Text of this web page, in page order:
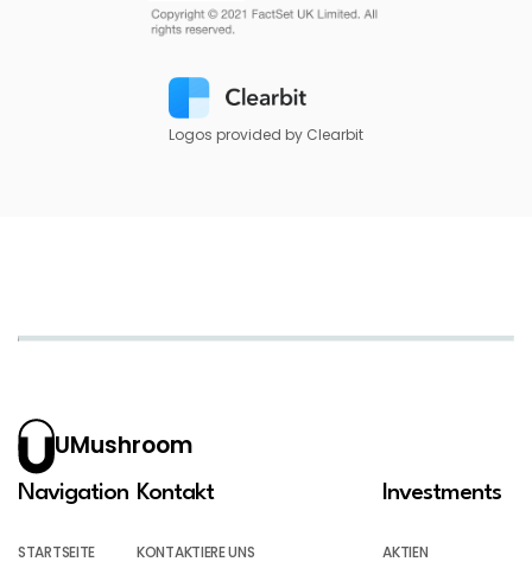
Logos provided by Clearbit
UMushroom
Navigation
STARTSEITE
Kontakt
KONTAKTIERE UNS
Investments
AKTIEN